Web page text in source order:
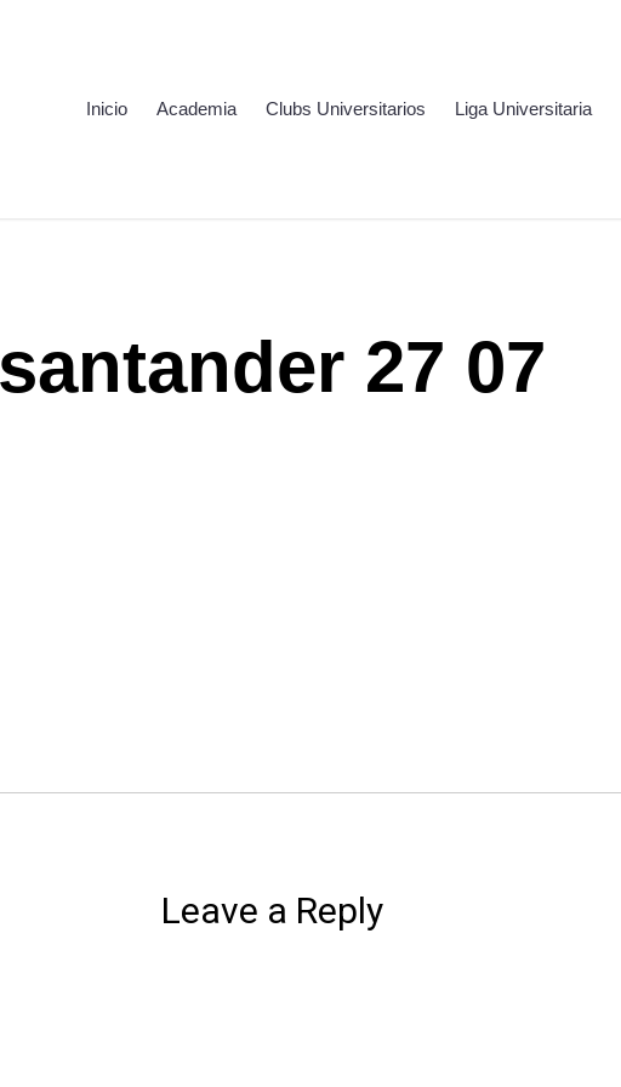
Inicio Academia Clubs Universitarios Liga Universitaria
santander 27 07
Leave a Reply